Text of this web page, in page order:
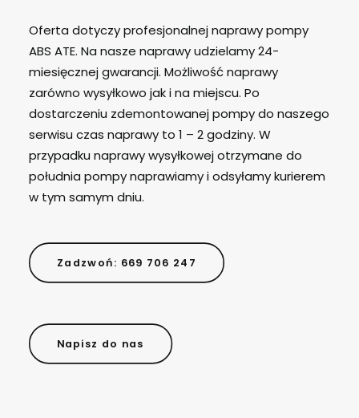
Oferta dotyczy profesjonalnej naprawy pompy
ABS ATE. Na nasze naprawy udzielamy 24-
miesięcznej gwarancji. Możliwość naprawy
zarówno wysyłkowo jak i na miejscu. Po
dostarczeniu zdemontowanej pompy do naszego
serwisu czas naprawy to 1 – 2 godziny. W
przypadku naprawy wysyłkowej otrzymane do
południa pompy naprawiamy i odsyłamy kurierem
w tym samym dniu.
Zadzwoń: 669 706 247
Napisz do nas